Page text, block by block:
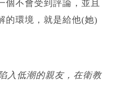
個不會受到評論，並且
的環境，就是給他(她)
入低潮的親友，在衛教